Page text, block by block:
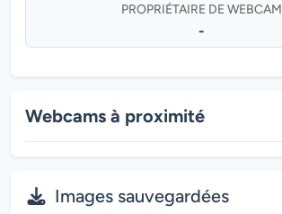
PROPRIÉTAIRE DE WEBCAM
-
Webcams à proximité
Images sauvegardées